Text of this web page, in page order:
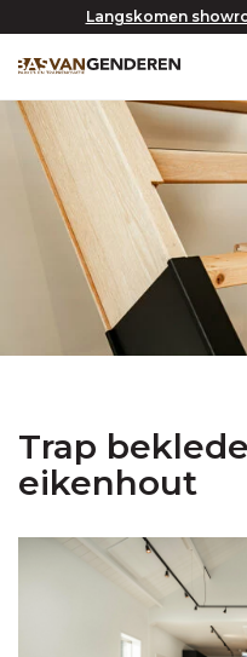
Langskomen
Trap
eikenhout